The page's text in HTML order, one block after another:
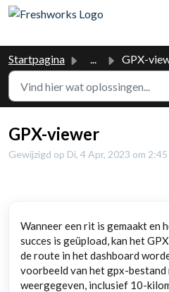
Doorgaan naar hoofdinhoud
Startpagina ... GPX-
GPX-viewer
Gewijzigd op Di, 4 Apr, 2023 om 2:45
Wanneer een rit is gemaakt en
succes is geüpload, kan het
de route in het dashboard
voorbeeld van het gpx-bestand
weergegeven, inclusief 10-